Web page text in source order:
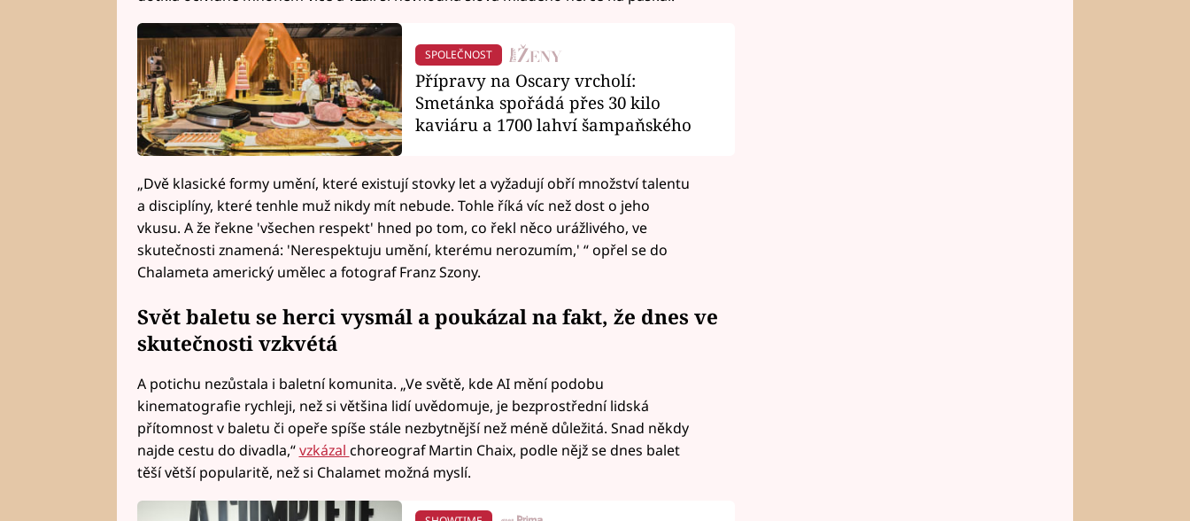
SPOLEČNOST
Přípravy na Oscary vrcholí:
Smetánka spořádá přes 30 kilo
kaviáru a 1700 lahví šampaňského
„Dvě klasické formy umění, které existují stovky let a vyžadují obří množství talentu
a disciplíny, které tenhle muž nikdy mít nebude. Tohle říká víc než dost o jeho
vkusu. A že řekne 'všechen respekt' hned po tom, co řekl něco urážlivého, ve
skutečnosti znamená: 'Nerespektuju umění, kterému nerozumím,' “ opřel se do
Chalameta americký umělec a fotograf Franz Szony.
Svět baletu se herci vysmál a poukázal na fakt, že dnes ve
skutečnosti vzkvétá
A potichu nezůstala i baletní komunita. „Ve světě, kde AI mění podobu
kinematografie rychleji, než si většina lidí uvědomuje, je bezprostřední lidská
přítomnost v baletu či opeře spíše stále nezbytnější než méně důležitá. Snad někdy
najde cestu do divadla,“vzkázal choreograf Martin Chaix, podle nějž se dnes balet
těší větší popularitě, než si Chalamet možná myslí.